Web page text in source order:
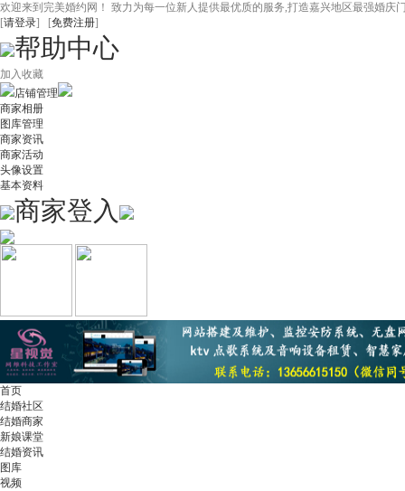
欢迎来到完美婚约网！ 致力为每一位新人提供最优质的服务,打造嘉兴地区最强婚庆
[请登录] [免费注册]
帮助中心
加入收藏
店铺管理
商家相册
图库管理
商家资讯
商家活动
头像设置
基本资料
商家登入
首页
结婚社区
结婚商家
新娘课堂
结婚资讯
图库
视频